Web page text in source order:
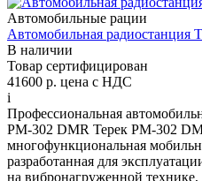
Автомобильные рации
Автомобильная радиостанция
В наличии
Товар сертифицирован
41600 р. цена с НДС
i
Профессиональная
РМ-302 DMR Терек РМ-302
многофункциональная
разработанная для
на вибронагруженной технике,